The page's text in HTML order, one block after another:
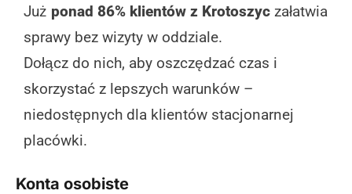
Już ponad 86% klientów z Krotoszyc załatwia
sprawy bez wizyty w oddziale.
Dołącz do nich, aby oszczędzać czas i
skorzystać z lepszych warunków –
niedostępnych dla klientów stacjonarnej
placówki.
Konta osobiste